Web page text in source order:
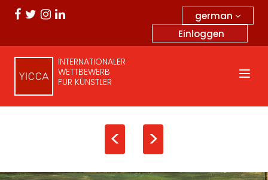
german
Einloggen
INTERNATIONALER
WETTBEWERB
FÜR KÜNSTLER
< >